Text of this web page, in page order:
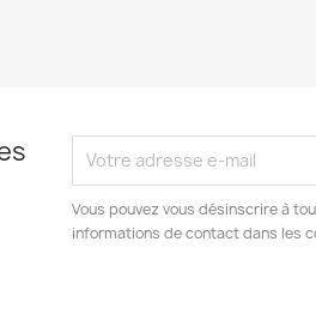
Vous pouvez vous désinscrire à
informations de contact dans les